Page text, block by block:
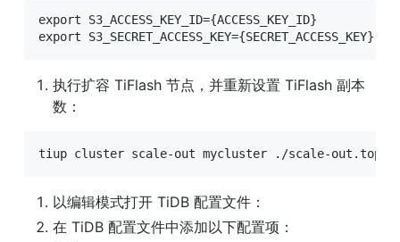
export S3_ACCESS_KEY_ID={ACCESS_KEY_ID}
export S3_SECRET_ACCESS_KEY={SECRET_ACCESS_KEY}
执行扩容 TiFlash 节点，并重新设置 TiFlash 副本
数：
tiup cluster scale-out mycluster ./scale-
以编辑模式打开 TiDB 配置文件：
在 TiDB 配置文件中添加以下配置项：